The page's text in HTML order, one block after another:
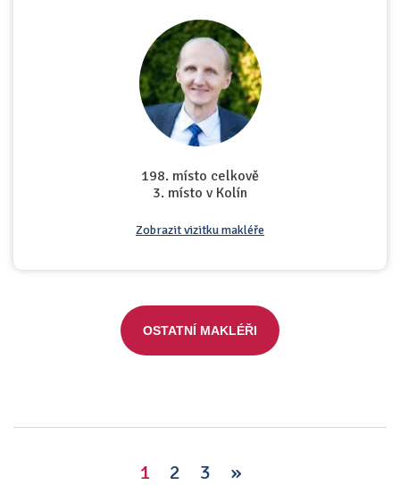
198. místo celkově
3. místo v Kolín
Zobrazit vizitku makléře
OSTATNÍ MAKLÉŘI
1 2 3 »